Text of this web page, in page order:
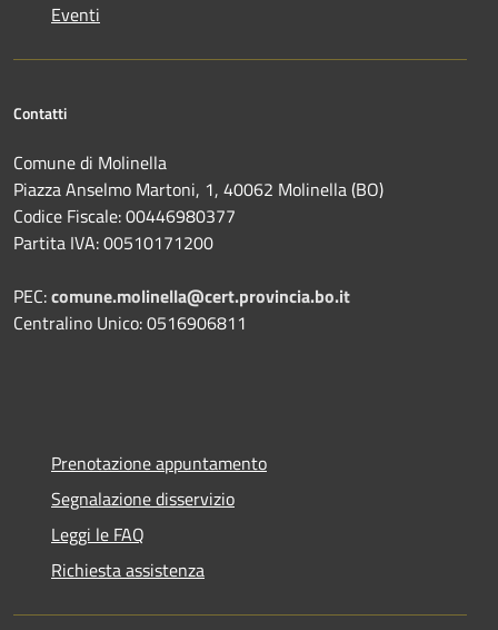
Eventi
Contatti
Comune di Molinella
Piazza Anselmo Martoni, 1, 40062 Molinella (BO)
Codice Fiscale: 00446980377
Partita IVA: 00510171200
PEC:comune.molinella@cert.provincia.bo.it
Centralino Unico: 0516906811
Prenotazione appuntamento
Segnalazione disservizio
Leggi le FAQ
Richiesta assistenza